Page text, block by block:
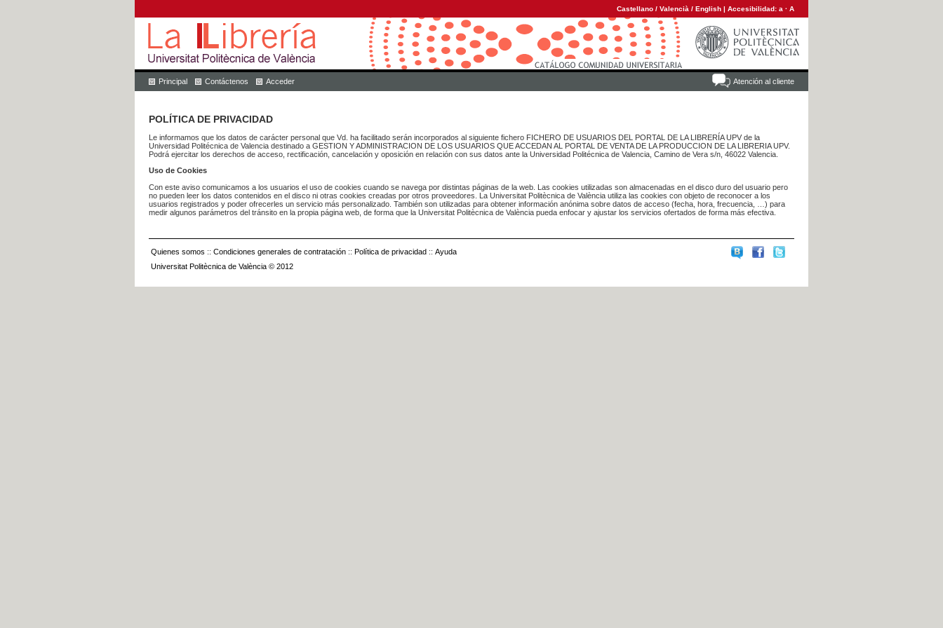
Castellano / Valencià / English | Accesibilidad: a · A
Atención al cliente
Principal Contáctenos Acceder
POLÍTICA DE PRIVACIDAD
Le informamos que los datos de carácter personal que Vd. ha facilitado serán incorporados al siguiente fichero FICHERO DE USUARIOS DEL PORTAL DE LA LIBRERÍA UPV de la
Universidad Politécnica de Valencia destinado a GESTION Y ADMINISTRACION DE LOS USUARIOS QUE ACCEDAN AL PORTAL DE VENTA DE LA PRODUCCION DE LA LIBRERIA UPV.
Podrá ejercitar los derechos de acceso, rectificación, cancelación y oposición en relación con sus datos ante la Universidad Politécnica de Valencia, Camino de Vera s/n, 46022 Valencia.
Uso de Cookies
Con este aviso comunicamos a los usuarios el uso de cookies cuando se navega por distintas páginas de la web. Las cookies utilizadas son almacenadas en el disco duro del usuario pero
no pueden leer los datos contenidos en el disco ni otras cookies creadas por otros proveedores. La Universitat Politècnica de València utiliza las cookies con objeto de reconocer a los
usuarios registrados y poder ofrecerles un servicio más personalizado. También son utilizadas para obtener información anónima sobre datos de acceso (fecha, hora, frecuencia, …) para
medir algunos parámetros del tránsito en la propia página web, de forma que la Universitat Politècnica de València pueda enfocar y ajustar los servicios ofertados de forma más efectiva.
Quienes somos :: Condiciones generales de contratación :: Política de privacidad :: Ayuda
Universitat Politècnica de València © 2012